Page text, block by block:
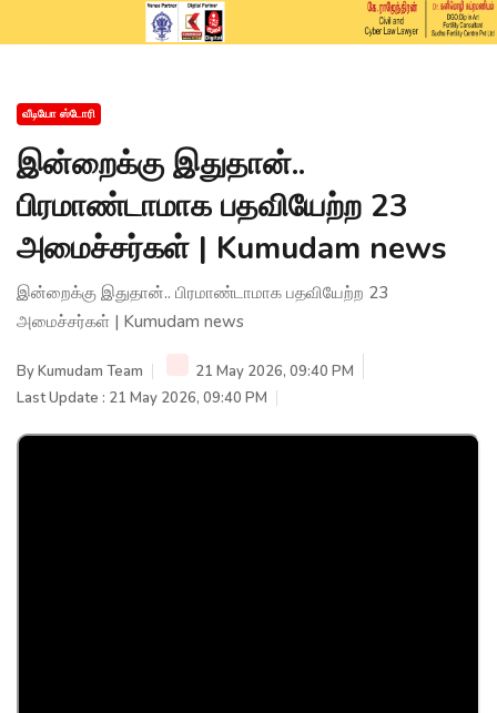
வீடியோ ஸ்டோரி
இன்றைக்கு இதுதான்..
பிரமாண்டாமாக பதவியேற்ற 23
அமைச்சர்கள் | Kumudam news
இன்றைக்கு இதுதான்.. பிரமாண்டாமாக பதவியேற்ற 23
அமைச்சர்கள் | Kumudam news
ByKumudam Team
21 May 2026, 09:40 PM
Last Update : 21 May 2026, 09:40 PM